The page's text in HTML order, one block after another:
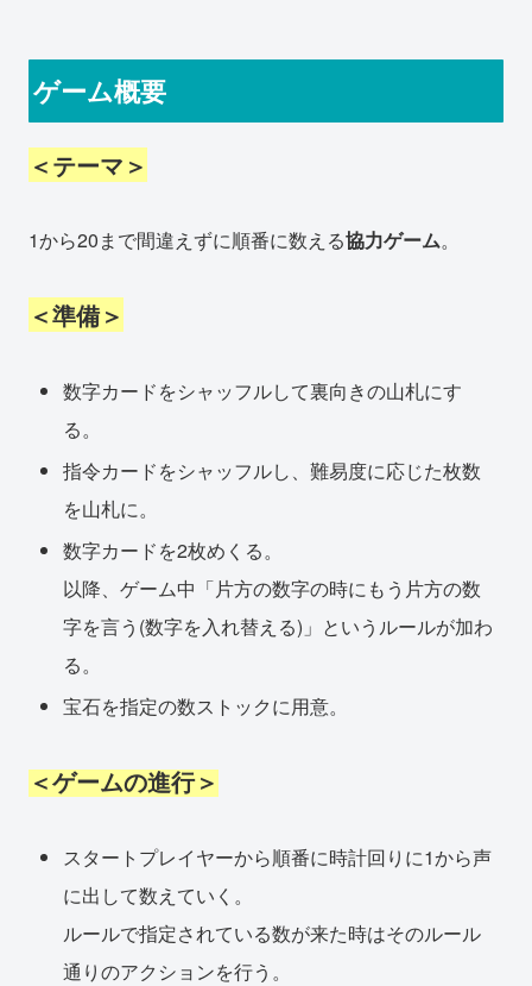
ゲーム概要
＜テーマ＞
1から20まで間違えずに順番に数える協力ゲーム。
＜準備＞
数字カードをシャッフルして裏向きの山札にす
る。
指令カードをシャッフルし、難易度に応じた枚数
を山札に。
数字カードを2枚めくる。
以降、ゲーム中「片方の数字の時にもう片方の数
字を言う(数字を入れ替える)」というルールが加わ
る。
宝石を指定の数ストックに用意。
＜ゲームの進行＞
スタートプレイヤーから順番に時計回りに1から声
に出して数えていく。
ルールで指定されている数が来た時はそのルール
通りのアクションを行う。